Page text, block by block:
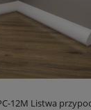
12M Listwa